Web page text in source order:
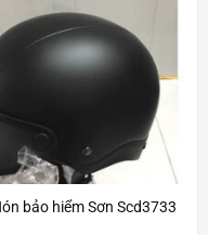
bảo hiểm Sơn Scd3733